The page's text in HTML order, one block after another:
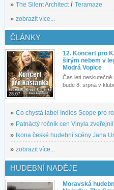
» The Silent Architect / Teramaze
» zobrazit více...
ČLÁNKY
28.07.
12. Koncert pro
širým nebem v
Modrá Vopice
Čas letí neskutečně
bude 8. srpna v
» Co chystá label Indies Scope pro
» Patnáctý ročník cen Vinyla
»
Ikona české hudební scény Jana
» zobrazit více...
HUDEBNÍ NADĚJE
Moravská